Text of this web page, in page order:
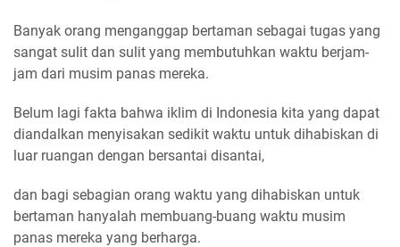
Banyak orang menganggap bertaman sebagai tugas yang
sangat sulit dan sulit yang membutuhkan waktu berjam-
jam dari musim panas mereka.
Belum lagi fakta bahwa iklim di Indonesia kita yang dapat
diandalkan menyisakan sedikit waktu untuk dihabiskan di
luar ruangan dengan bersantai disantai,
dan bagi sebagian orang waktu yang dihabiskan untuk
bertaman hanyalah membuang-buang waktu musim
panas mereka yang berharga.